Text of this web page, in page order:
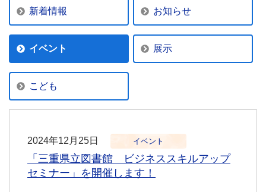
新着情報 お知らせ
イベント 展示
こども
2024年12月25日 イベント
「三重県立図書館 ビジネススキルアップ
セミナー」を開催します！